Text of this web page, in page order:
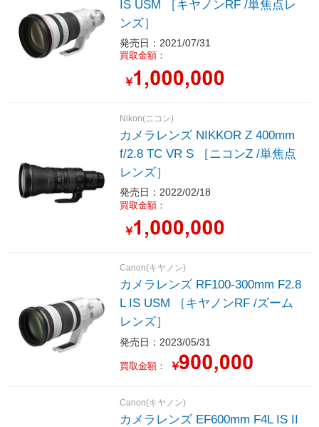
IS USM ［キヤノンRF /単焦点レ
ンズ］
発売日：2021/07/31
買取金額：
￥
Nikon(ニコン)
カメラレンズ NIKKOR Z 400mm
f/2.8 TC VR S ［ニコンZ /単焦点
レンズ］
発売日：2022/02/18
買取金額：
￥
Canon(キヤノン)
カメラレンズ RF100-300mm F2.8
L IS USM ［キヤノンRF /ズーム
レンズ］
発売日：2023/05/31
買取金額： ￥
Canon(キヤノン)
カメラレンズ EF600mm F4L IS II